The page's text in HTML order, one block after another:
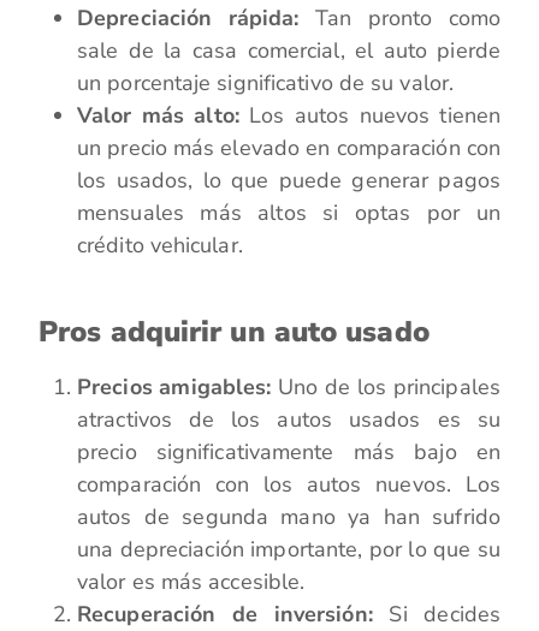
Depreciación rápida: Tan pronto como
sale de la casa comercial, el auto pierde
un porcentaje significativo de su valor.
Valor más alto:Los autos nuevos tienen
un precio más elevado en comparación con
los usados, lo que puede generar pagos
mensuales más altos si optas por un
crédito vehicular.
Pros adquirir un auto usado
Precios amigables: Uno de los principales
atractivos de los autos usados es su
precio significativamente más bajo en
comparación con los autos nuevos. Los
autos de segunda mano ya han sufrido
una depreciación importante, por lo que su
valor es más accesible.
Recuperación de inversión: Si decides